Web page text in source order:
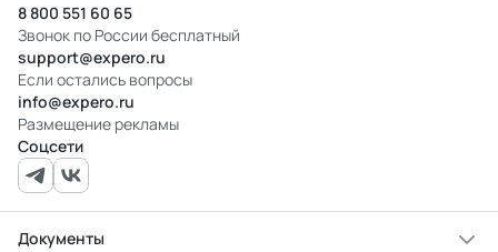
8 800 551 60 65
Звонок по России бесплатный
support@expero.ru
Если остались вопросы
info@expero.ru
Размещение рекламы
Соцсети
Документы